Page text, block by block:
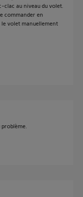
clac au niveau du volet.
commander en
volet manuellement